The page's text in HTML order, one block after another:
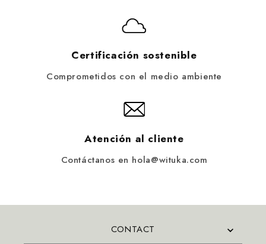
Certificación sostenible
Comprometidos con el medio ambiente
Atención al cliente
Contáctanos en hola@wituka.com
CONTACT